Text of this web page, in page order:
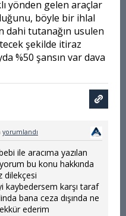
yönden gelen araçlar
böyle bir ihlal
dahi tutanağın usulen
şekilde itiraz
%50 şansın var dava
yorumlandı
ile aracıma yazılan
bu konu hakkında
dilekçesi
kaybedersem karşı taraf
bana ceza dışında ne
ederim